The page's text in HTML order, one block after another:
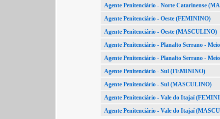
Agente Penitenciário - Norte Catarinense
Agente Penitenciário - Oeste (FEMININO)
Agente Penitenciário - Oeste (MASCULINO)
Agente Penitenciário - Planalto Serrano -
Agente Penitenciário - Planalto Serrano -
Agente Penitenciário - Sul (FEMININO)
Agente Penitenciário - Sul (MASCULINO)
Agente Penitenciário - Vale do Itajaí
Agente Penitenciário - Vale do Itajaí